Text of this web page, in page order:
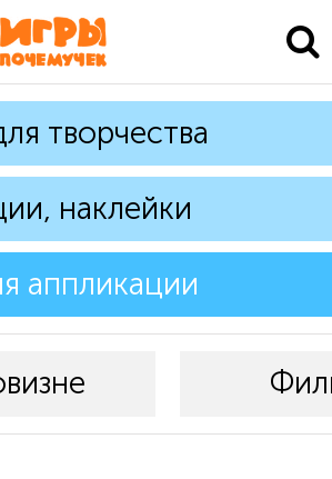
творчества
наклейки
аппликации